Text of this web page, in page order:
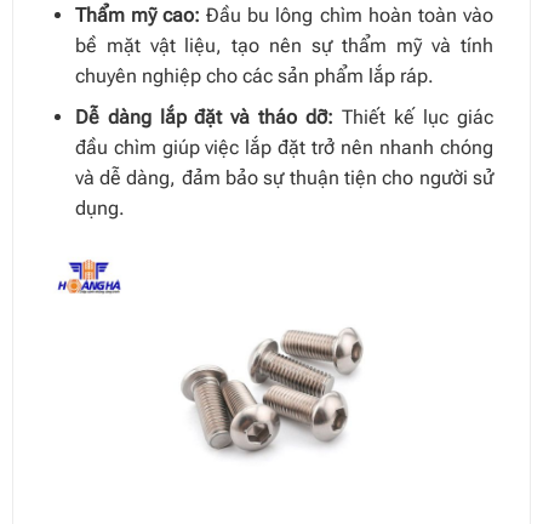
Thẩm mỹ cao: Đầu bu lông chìm hoàn toàn vào
bề mặt vật liệu, tạo nên sự thẩm mỹ và tính
chuyên nghiệp cho các sản phẩm lắp ráp.
Dễ dàng lắp đặt và tháo dỡ: Thiết kế lục giác
đầu chìm giúp việc lắp đặt trở nên nhanh chóng
và dễ dàng, đảm bảo sự thuận tiện cho người sử
dụng.